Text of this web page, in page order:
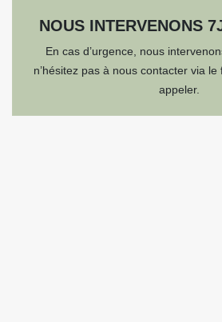
NOUS INTERVENONS
En cas d’urgence, nous
n’hésitez pas à nous contacter via
appeler.